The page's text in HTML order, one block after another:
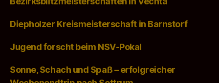
Diepholzer Kreismeisterschaft in Barnstorf
Jugend forscht beim NSV-Pokal
Sonne, Schach und Spaß – erfolgreicher